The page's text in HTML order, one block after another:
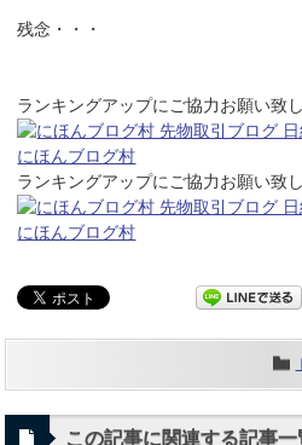
残念・・・
ランキングアップにご協力お願い致
にほんブログ村
ランキングアップにご協力お願い致
にほんブログ村
この記事に関連する記事一